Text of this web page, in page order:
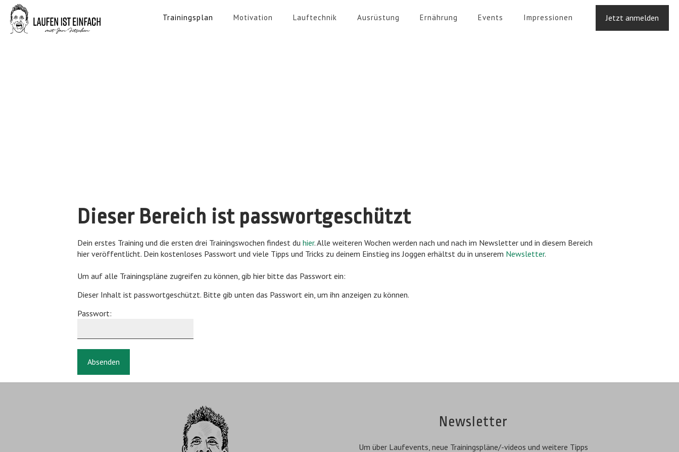
Trainingsplan Motivation Lauftechnik Ausrüstung Ernährung Events Impressionen Jetzt anmelden
Dieser Bereich ist passwortgeschützt
Dein erstes Training und die ersten drei Trainingswochen findest du hier. Alle weiteren Wochen werden nach und nach im Newsletter und in diesem Bereich
hier veröffentlicht. Dein kostenloses Passwort und viele Tipps und Tricks zu deinem Einstieg ins Joggen erhältst du in unserem Newsletter.
Um auf alle Trainingspläne zugreifen zu können, gib hier bitte das Passwort ein:
Dieser Inhalt ist passwortgeschützt. Bitte gib unten das Passwort ein, um ihn anzeigen zu können.
Passwort:
Newsletter
Um über Laufevents, neue Trainingspläne/-videos und weitere Tipps